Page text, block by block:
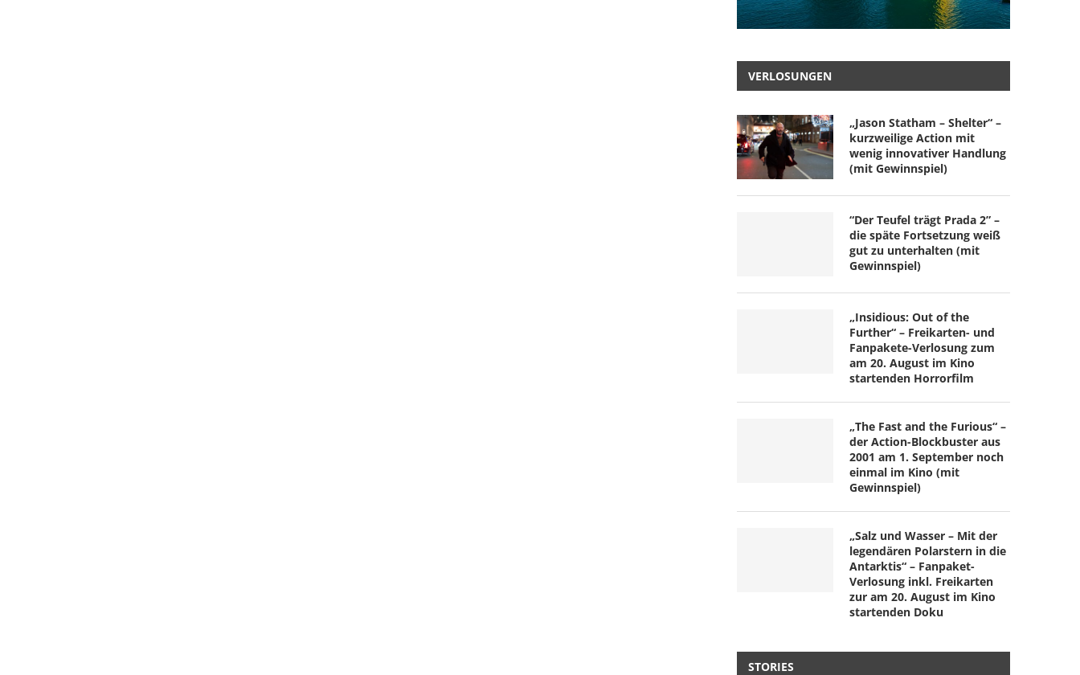
VERLOSUNGEN
„Jason Statham – Shelter“ –
kurzweilige Action mit
wenig innovativer Handlung
(mit Gewinnspiel)
“Der Teufel trägt Prada 2” –
die späte Fortsetzung weiß
gut zu unterhalten (mit
Gewinnspiel)
„Insidious: Out of the
Further“ – Freikarten- und
Fanpakete-Verlosung zum
am 20. August im Kino
startenden Horrorfilm
„The Fast and the Furious“ –
der Action-Blockbuster aus
2001 am 1. September noch
einmal im Kino (mit
Gewinnspiel)
„Salz und Wasser – Mit der
legendären Polarstern in die
Antarktis“ – Fanpaket-
Verlosung inkl. Freikarten
zur am 20. August im Kino
startenden Doku
STORIES